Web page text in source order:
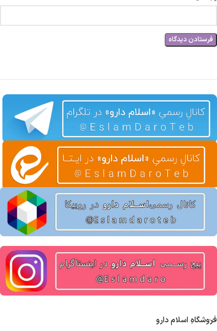
فروشگاهِ اسلام دارو